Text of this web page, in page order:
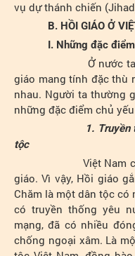
vụ dự thánh chiến
B. HỒI GIÁO Ở
I. Những đặc
Ở nước ta,
giáo mang tính đặc thù
nhau. Người ta thường
những đặc điểm chủ
1. Truyền
tộc
Việt Nam chủ
giáo. Vì vậy, Hồi giáo
Chăm là một dân tộc có
có truyền thống yêu
mạng, đã có nhiều
chống ngoại xâm. Là